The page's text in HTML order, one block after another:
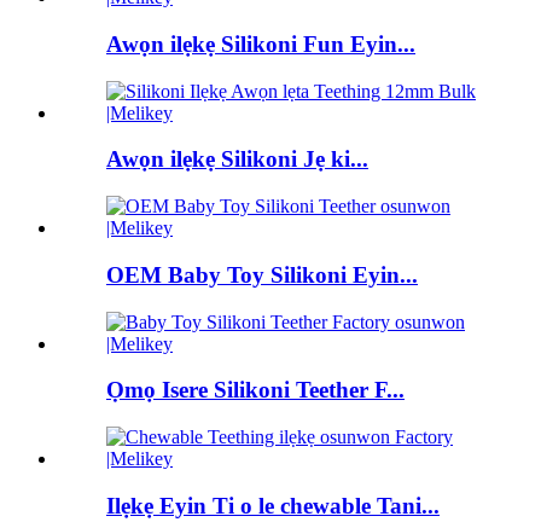
Awọn ilẹkẹ Silikoni Fun Eyin...
Awọn ilẹkẹ Silikoni Jẹ ki...
OEM Baby Toy Silikoni Eyin...
Ọmọ Isere Silikoni Teether F...
Ilẹkẹ Eyin Ti o le chewable Tani...